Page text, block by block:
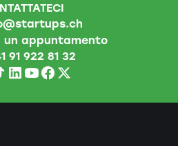
un appuntamento
91 922 81 32